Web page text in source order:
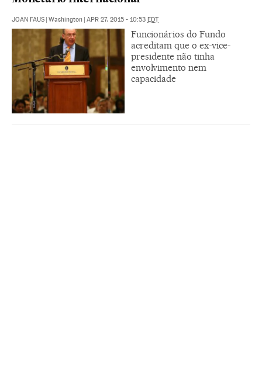
JOAN FAUS Washington APR 27, 2015 - 10:53 EDT
Funcionários do Fundo
acreditam que o ex-vice-
presidente não tinha
envolvimento nem
capacidade